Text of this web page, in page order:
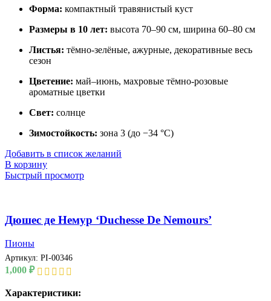
Форма: компактный травянистый куст
Размеры в 10 лет: высота 70–90 см, ширина 60–80 см
Листья: тёмно-зелёные, ажурные, декоративные весь
сезон
Цветение: май–июнь, махровые тёмно-розовые
ароматные цветки
Свет: солнце
Зимостойкость: зона 3 (до −34 °C)
Добавить в список желаний
В корзину
Быстрый просмотр
Дюшес де Немур ‘Duchesse De Nemours’
Пионы
Артикул: PI-00346
1,000 ₽
Характеристики: